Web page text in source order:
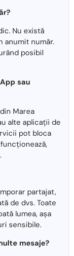
Nu există
anumit număr.
posibil
sau
Marea
alte aplicații de
pot bloca
partajat,
de dvs. Toate
lumea, așa
sensibile.
mesaje?